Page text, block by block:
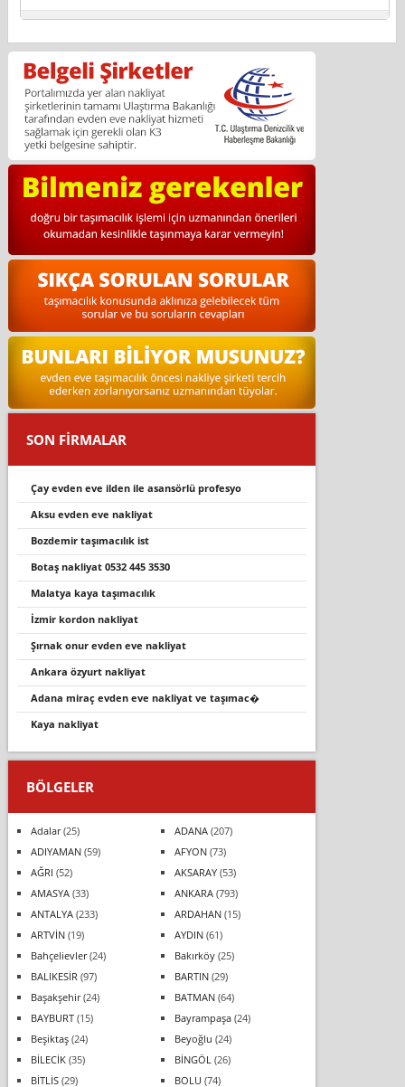
SON FİRMALAR
çay evden eve ilden ile asansörlü profesyo
aksu evden eve nakliyat
bozdemi̇r taşimacilik i̇st
botaş nakli̇yat 0532 445 3530
malatya kaya taşımacılık
i̇zmir kordon nakliyat
şırnak onur evden eve nakliyat
ankara özyurt nakliyat
adana miraç evden eve nakliyat ve taşımac�
kaya nakliyat
BÖLGELER
Adalar(25) ADANA(207)
ADIYAMAN(59) AFYON(73)
AĞRI (52) AKSARAY(53)
AMASYA(33) ANKARA(793)
ANTALYA(233) ARDAHAN(15)
ARTVİN(19) AYDIN(61)
Bahçelievler(24) Bakırköy(25)
BALIKESİR (97) BARTIN(29)
Başakşehir(24) BATMAN(64)
BAYBURT(15) Bayrampaşa(24)
Beşiktaş(24) Beyoğlu (24)
BİLECİK(35) BİNGÖL (26)
BİTLİS(29) BOLU (74)